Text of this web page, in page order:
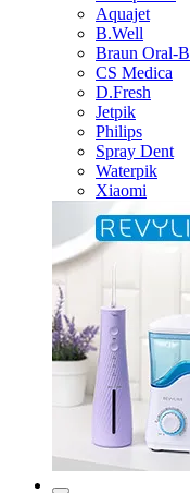
Aquajet
B.Well
Braun Oral-B
CS Medica
D.Fresh
Jetpik
Philips
Spray Dent
Waterpik
Xiaomi